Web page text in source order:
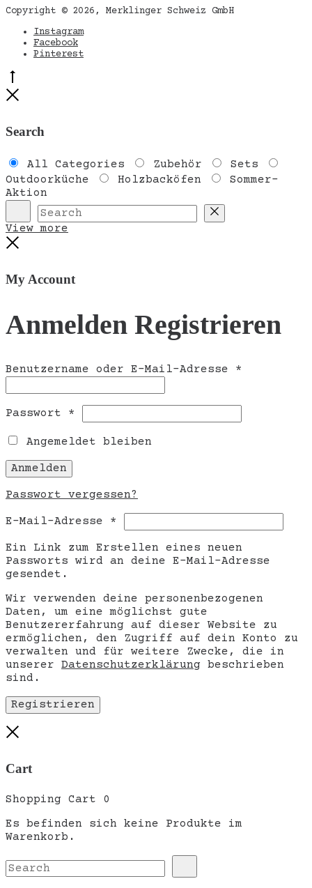
Copyright © 2026, Merklinger Schweiz GmbH
Instagram
Facebook
Pinterest
Search
All Categories Zubehör
Sets
Outdoorküche
Holzbacköfen
Sommer-
Aktion
Search Reset
View more
My Account
Anmelden Registrieren
Benutzername oder E-Mail-Adresse *
Passwort *
Angemeldet bleiben
Anmelden
Passwort vergessen?
E-Mail-Adresse *
Ein Link zum Erstellen eines neuen
Passworts wird an deine E-Mail-Adresse
gesendet.
Wir verwenden deine personenbezogenen
Daten, um eine möglichst gute
Benutzererfahrung auf dieser Website zu
ermöglichen, den Zugriff auf dein Konto zu
verwalten und für weitere Zwecke, die in
unserer Datenschutzerklärung beschrieben
sind.
Registrieren
Cart
Shopping Cart 0
Es befinden sich keine Produkte im
Warenkorb.
Search
for: